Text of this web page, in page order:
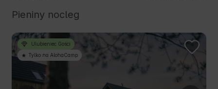
Pieniny nocleg
Ulubieniec Gości
Tylko na AlohaCamp